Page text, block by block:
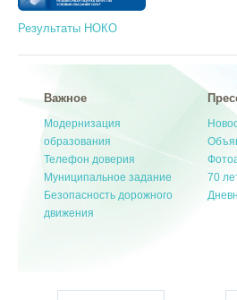
Результаты НОКО
Важное
Модернизация
образования
Телефон доверия
Муниципальное задание
Безопасность дорожного
движения
70